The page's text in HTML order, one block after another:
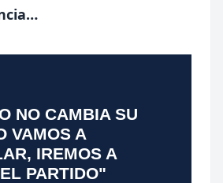
NO CAMBIA SU
VAMOS A
IREMOS A
PARTIDO"